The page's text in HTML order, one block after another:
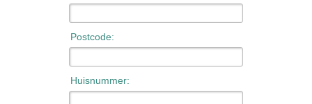
Postcode:
Huisnummer: